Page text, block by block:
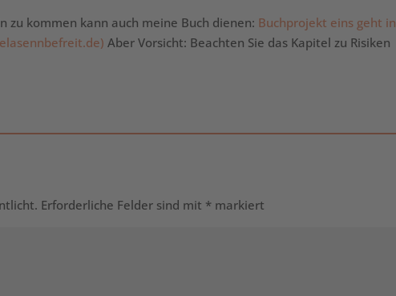
zu kommen kann auch meine Buch dienen: Buchprojekt eins geht in
Aber Vorsicht: Beachten Sie das Kapitel zu Risiken
Erforderliche Felder sind mit * markiert